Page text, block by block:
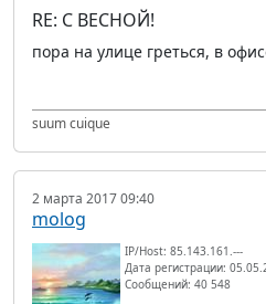
RE: С ВЕСНОЙ!
пора на улице греться, в
suum cuique
2 марта 2017 09:40
molog
IP/Host: 85.143.161.---
Дата регистрации:
Сообщений: 40 548